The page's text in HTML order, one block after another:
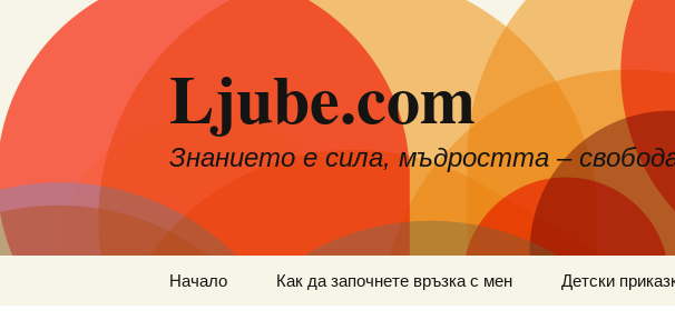
съдържанието
Ljube.com
Знанието е сила, мъдростта –
Начало Как да започнете връзка с мен Детски